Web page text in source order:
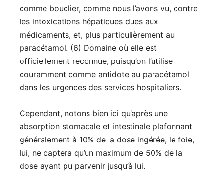
comme bouclier, comme nous l’avons vu, contre
les intoxications hépatiques dues aux
médicaments, et, plus particulièrement au
paracétamol. (6) Domaine où elle est
officiellement reconnue, puisqu’on l’utilise
couramment comme antidote au paracétamol
dans les urgences des services hospitaliers.
Cependant, notons bien ici qu’après une
absorption stomacale et intestinale plafonnant
généralement à 10% de la dose ingérée, le foie,
lui, ne captera qu’un maximum de 50% de la
dose ayant pu parvenir jusqu’à lui.